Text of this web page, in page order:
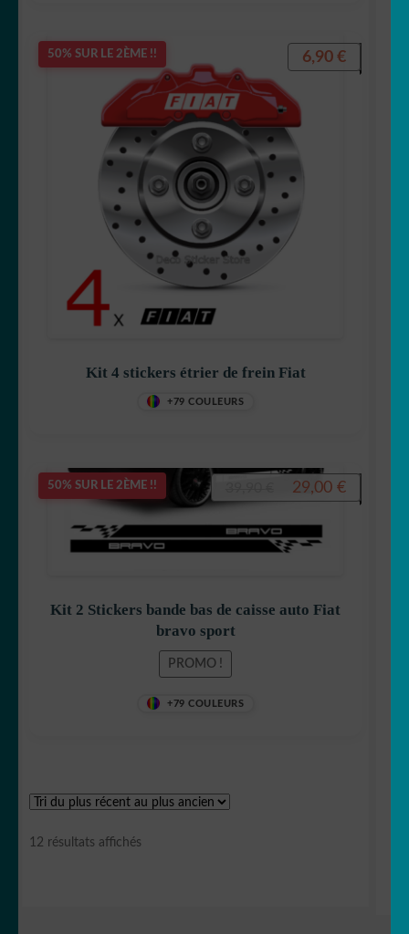
50% SUR LE 2ÈME !!
Kit 4 stickers étrier de frein Fiat
+79 COULEURS
6,90 €
50% SUR LE 2ÈME !!
Kit 2 Stickers bande bas de caisse auto Fiat
bravo sport
PROMO !
+79 COULEURS
Le
initial
29,00 €Le
12 résultats affichés